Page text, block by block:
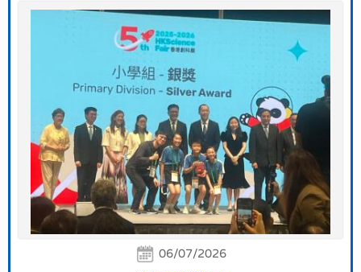
06/07/2026